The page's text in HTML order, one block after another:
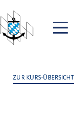
ZUR KURS-ÜBERSICHT